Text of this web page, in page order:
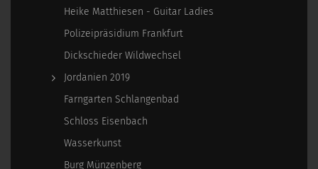
Heike Matthiesen - Guitar Ladies
Polizeipräsidium Frankfurt
Dickschieder Wildwechsel
Jordanien 2019
Farngarten Schlangenbad
Schloss Eisenbach
Wasserkunst
Burg Münzenberg